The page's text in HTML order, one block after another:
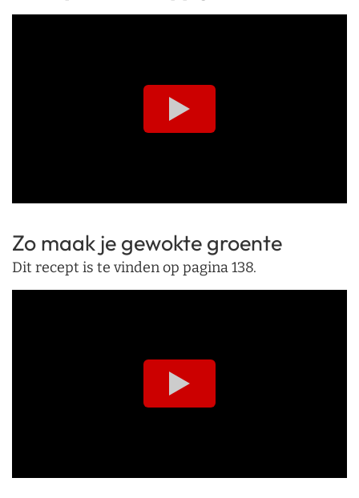
Zo maak je gewokte groente
Dit recept is te vinden op pagina 138.